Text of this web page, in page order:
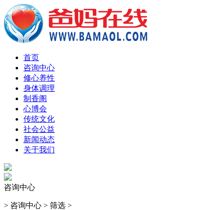
首页
咨询中心
修心养性
身体调理
制香阁
心博会
传统文化
社会公益
新闻动态
关于我们
咨询中心
> 咨询中心 > 筛选 >